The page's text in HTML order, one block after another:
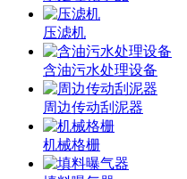
压滤机
含油污水处理设备
周边传动刮泥器
机械格栅